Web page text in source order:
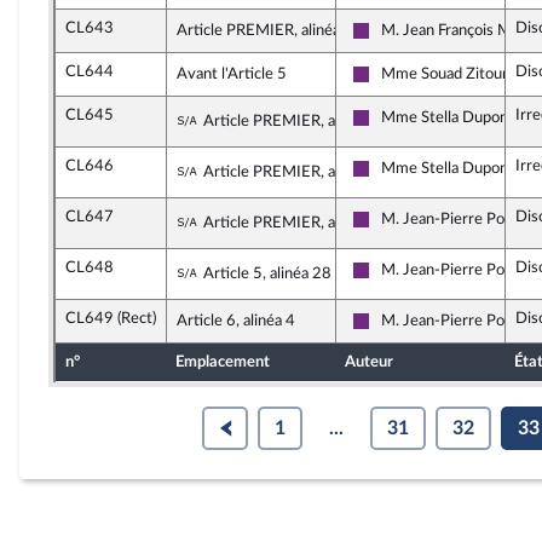
CL643 Article PREMIER, alinéa 3
La République en Marche
M. Jean François
CL644 Avant l'Article 5
La République en Marche
Mme Souad Zitouni
CL645 Sous-amendement de l'amendement
Article PREMIER, alinéa 9La République en Marche
Mme Stella Dupont
CL646 Sous-amendement de l'amendement
Article PREMIER, alinéa 9La République en Marche
Mme Stella Dupont
CL647 Sous-amendement de l'amendement
Article PREMIER, alinéa 13La République en Marche
M. Jean-Pierre Pont
CL648 Sous-amendement de l'amendement
Article 5, alinéa 28 La République en Marche
M. Jean-Pierre Pont
CL649 (Rect) Article 6, alinéa 4
La République en Marche
M. Jean-Pierre Pont
n° Emplacement Auteur État
1 ... 31 32 33